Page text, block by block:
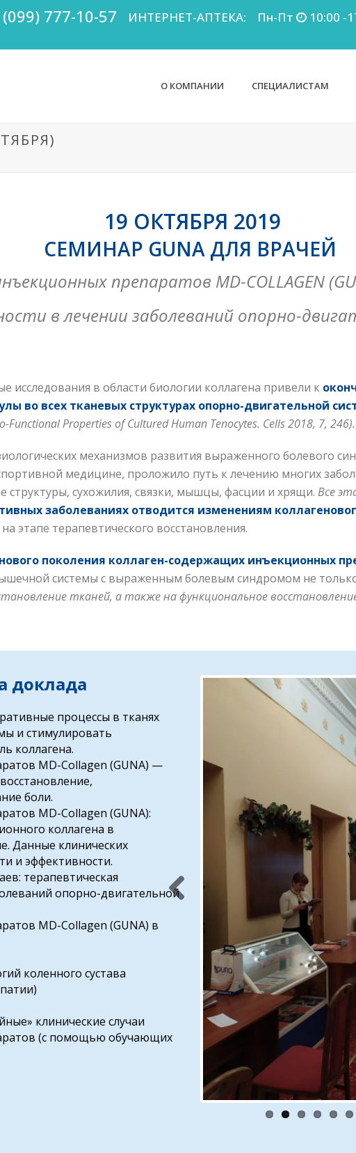
(099) 777-10-57 ИНТЕРНЕТ-АПТЕКА: Пн-Пт 10:00 -
О КОМПАНИИ СПЕЦИАЛИСТАМ
19 ОКТЯБРЯ 2019
СЕМИНАР GUNA ДЛЯ ВРАЧЕЙ
препаратов MD-COLLAGEN
в лечении заболеваний опорно-
исследования в области биологии коллагена привели к
во всех тканевых структурах опорно-двигательной
Functional Properties of Cultured Human Tenocytes. Cells 2018, 7, 246).
механизмов развития выраженного болевого
медицине, проложило путь к лечению многих
структуры, сухожилия, связки, мышцы, фасции и хрящи. Все
заболеваниях отводится изменениям
этапе терапевтического восстановления.
поколения коллаген-содержащих инъекционных
системы с выраженным болевым синдромом не
тканей, а также на функциональное
доклада
процессы в тканях
и стимулировать
коллагена.
MD-Collagen (GUNA) —
боли.
MD-Collagen (GUNA):
коллагена в
Данные клинических
и эффективности.
терапевтическая
опорно-двигательной
MD-Collagen (GUNA) в
коленного сустава
клинические случаи
(с помощью обучающих